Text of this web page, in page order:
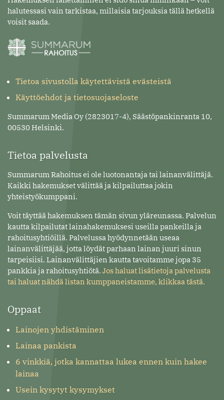
halutessasi vain tarkistaa, millaisia tarjouksia tällä hetkellä
voisit saada.
Tietoa sivustolla käytettävistä evästeistä
Käyttöehdot ja tietosuojaseloste
Summarum Media Oy (2823017-4), Säästöpankinranta 10,
00530 Helsinki.
Tietoa palvelusta
Summarum Rahoitus ei ole luotonantaja tai lainanvälittäjä.
Kaikki hakemukset välittää ja kilpailuttaa jokin
yhteistyökumppani.
Voit täyttää hakemuksen tämän sivun yläreunassa. Palvelun
kautta kilpailutat lainahakemuksesi useilla pankeilla ja
rahoitusyhtiöillä. Palvelussa hyödynnetään useaa
lainanvälittäjää, jotta löydät parhaan lainan juuri sinun
tarpeisiisi. Lainanvälittäjien kautta tavoitamme jopa 35
pankkia ja rahoitusyhtiötä. Jos haluat lisätietoja palvelusta
tai haluat nähdä listan kumppaneistamme, klikkaa tästä.
Oppaat
Lainojen yhdistäminen
Lainaa pankista
6 vinkkiä, jotka kannattaa lukea ennen kuin hakee
lainaa
Usein kysytyt kysymykset